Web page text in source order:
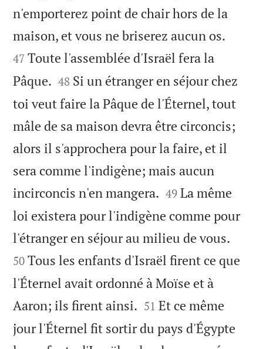
n'emporterez point de chair hors de la
maison, et vous ne briserez aucun os.
47 Toute l'assemblée d'Israël fera la
Pâque. 

48 Si un étranger en séjour chez
toi veut faire la Pâque de l'Éternel, tout
mâle de sa maison devra être circoncis;
alors il s'approchera pour la faire, et il
sera comme l'indigène; mais aucun
incirconcis n'en mangera. 

49 La même
loi existera pour l'indigène comme pour
l'étranger en séjour au milieu de vous.
50 Tous les enfants d'Israël firent ce que
l'Éternel avait ordonné à Moïse et à
Aaron; ils firent ainsi. 

51 Et ce même
jour l'Éternel fit sortir du pays d'Égypte